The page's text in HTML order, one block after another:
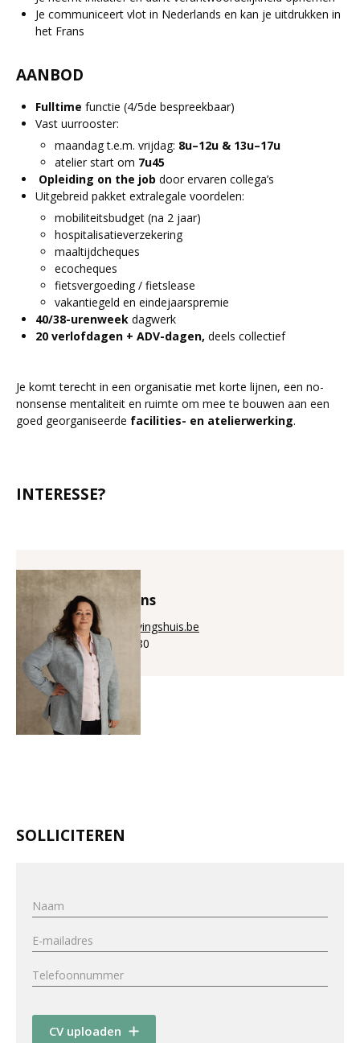
Je communiceert vlot in Nederlands en kan je uitdrukken in
het Frans
AANBOD
Fulltime functie (4/5de bespreekbaar)
Vast uurrooster:
maandag t.e.m. vrijdag: 8u–12u & 13u–17u
atelier start om 7u45
Opleiding on the job door ervaren collega’s
Uitgebreid pakket extralegale voordelen:
mobiliteitsbudget (na 2 jaar)
hospitalisatieverzekering
maaltijdcheques
ecocheques
fietsvergoeding / fietslease
vakantiegeld en eindejaarspremie
40/38-urenweek dagwerk
20 verlofdagen + ADV-dagen, deels collectief
Je komt terecht in een organisatie met korte lijnen, een no-
nonsense mentaliteit en ruimte om mee te bouwen aan een
goed georganiseerde facilities- en atelierwerking.
INTERESSE?
Annick Puystiens
annick@aanwervingshuis.be
+32 (0)56 225 880
SOLLICITEREN
CV uploaden